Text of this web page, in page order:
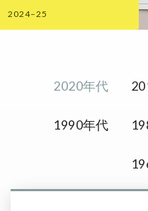
2024–25
2020年代
1990年代